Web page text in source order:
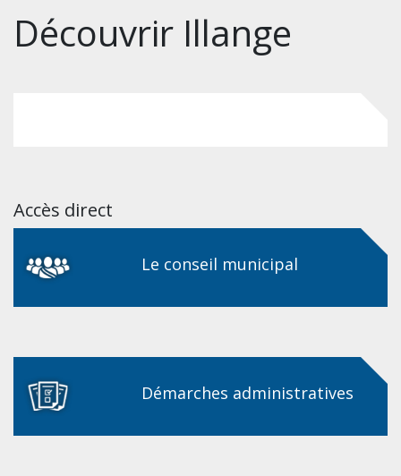
Découvrir Illange
Accès direct
Le conseil municipal
Démarches administratives